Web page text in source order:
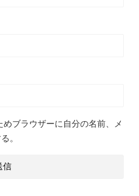
ブラウザーに自分の名前、メ
。